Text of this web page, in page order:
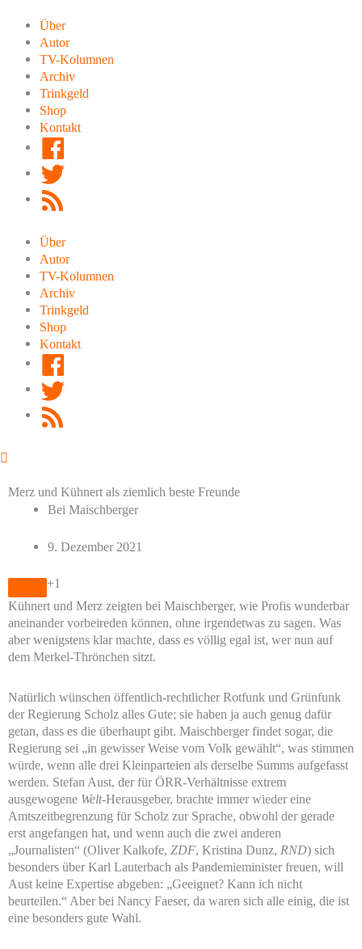
Inhalt
springen
Über
Autor
TV-Kolumnen
Archiv
Trinkgeld
Shop
Kontakt
Über
Autor
TV-Kolumnen
Archiv
Trinkgeld
Shop
Kontakt
Merz und Kühnert als ziemlich beste Freunde
Bei Maischberger
9. Dezember 2021
+1
Kühnert und Merz zeigten bei Maischberger, wie Profis wunderbar
aneinander vorbeireden können, ohne irgendetwas zu sagen. Was
aber wenigstens klar machte, dass es völlig egal ist, wer nun auf
dem Merkel-Thrönchen sitzt.
Natürlich wünschen öffentlich-rechtlicher Rotfunk und Grünfunk
der Regierung Scholz alles Gute; sie haben ja auch genug dafür
getan, dass es die überhaupt gibt. Maischberger findet sogar, die
Regierung sei „in gewisser Weise vom Volk gewählt“, was stimmen
würde, wenn alle drei Kleinparteien als derselbe Summs aufgefasst
werden. Stefan Aust, der für ÖRR-Verhältnisse extrem
ausgewogene Welt-Herausgeber, brachte immer wieder eine
Amtszeitbegrenzung für Scholz zur Sprache, obwohl der gerade
erst angefangen hat, und wenn auch die zwei anderen
„Journalisten“ (Oliver Kalkofe, ZDF, Kristina Dunz, RND) sich
besonders über Karl Lauterbach als Pandemieminister freuen, will
Aust keine Expertise abgeben: „Geeignet? Kann ich nicht
beurteilen.“ Aber bei Nancy Faeser, da waren sich alle einig, die ist
eine besonders gute Wahl.